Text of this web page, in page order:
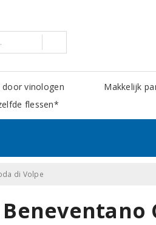
door vinologen
Makkelijk
flessen*
di Volpe